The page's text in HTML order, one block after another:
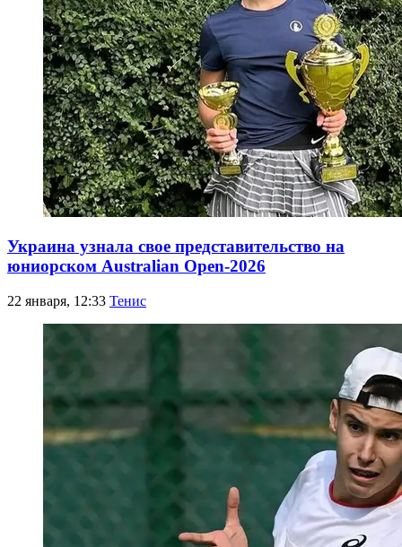
Украина узнала свое представительство на
юниорском Australian Open-2026
22 января, 12:33 Тенис